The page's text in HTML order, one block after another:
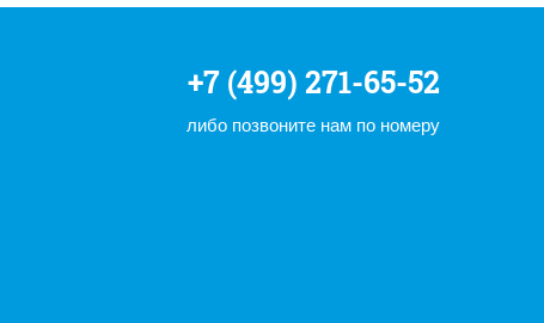
+7 (499) 271-65-52
либо позвоните нам по номеру